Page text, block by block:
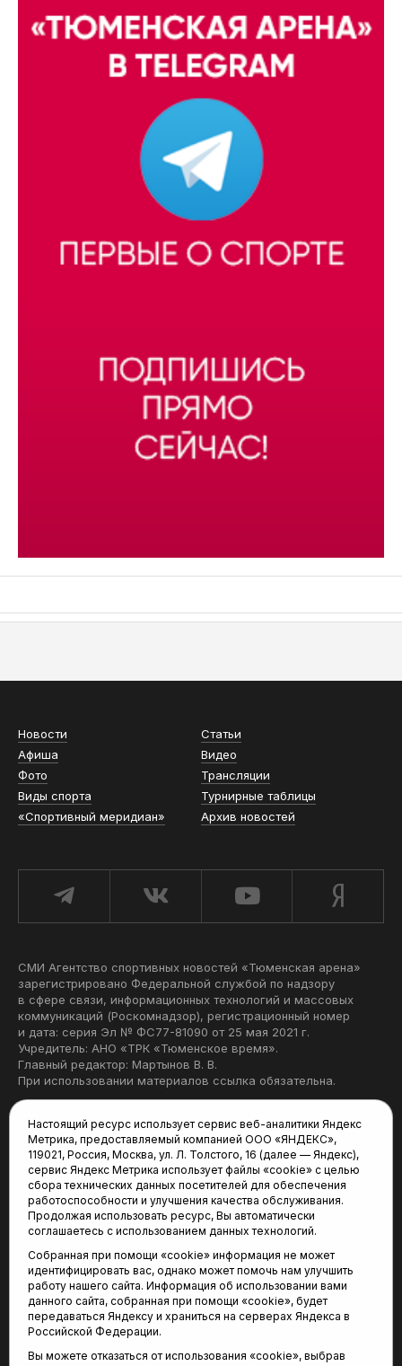
Новости
Статьи
Афиша
Видео
Фото
Трансляции
Виды спорта
Турнирные таблицы
«Спортивный меридиан»
Архив новостей
СМИ Агентство спортивных новостей «Тюменская арена»
зарегистрировано Федеральной службой по надзору
в сфере связи, информационных технологий и массовых
коммуникаций (Роскомнадзор), регистрационный номер
и дата: серия Эл № ФС77-81090 от 25 мая 2021 г.
Учредитель: АНО «ТРК «Тюменское время».
Главный редактор: Мартынов В. В.
При использовании материалов ссылка обязательна.
Редакция:
625035, Тюмень, пр. Геологоразведчиков, 28А
(3452) 68-22-28
tum-arena@mail.ru
Отдел продаж:
(3452) 68-89-78
kotovaev@sibinformburo.ru
Настоящий ресурс использует сервис веб-аналитики Яндекс
Метрика, предоставляемый компанией ООО «ЯНДЕКС»,
119021, Россия, Москва, ул. Л. Толстого, 16 (далее — Яндекс),
сервис Яндекс Метрика использует файлы «cookie» с целью
сбора технических данных посетителей для обеспечения
работоспособности и улучшения качества обслуживания.
Продолжая использовать ресурс, Вы автоматически
соглашаетесь с использованием данных технологий.
Собранная при помощи «cookie» информация не может
идентифицировать вас, однако может помочь нам улучшить
работу нашего сайта. Информация об использовании вами
данного сайта, собранная при помощи «cookie», будет
передаваться Яндексу и храниться на серверах Яндекса в
Российской Федерации.
Вы можете отказаться от использования «cookie», выбрав